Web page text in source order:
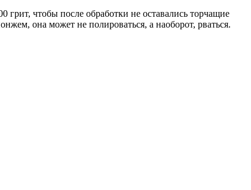
грит, чтобы после обработки не оставались торчащие
она может не полироваться, а наоборот, рваться.